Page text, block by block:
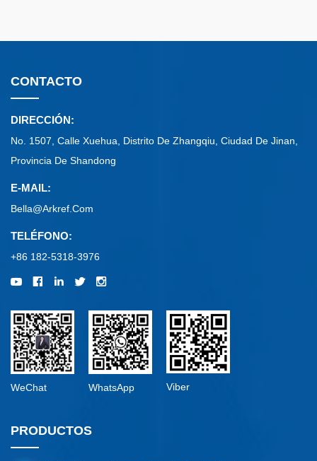
CONTACTO
DIRECCIÓN:
No. 1507, Calle Xuehua, Distrito De Zhangqiu, Ciudad De Jinan,
Provincia De Shandong
E-MAIL:
Bella@arkref.com
TELÉFONO:
+86 182-5318-3976
WeChat WhatsApp Viber
PRODUCTOS